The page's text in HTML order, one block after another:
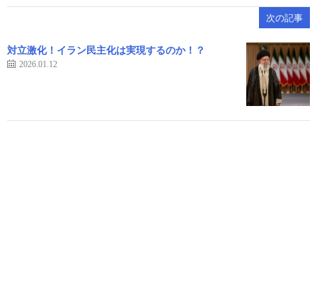
次の記事
対立激化！イラン民主化は実現するのか！？
2026.01.12